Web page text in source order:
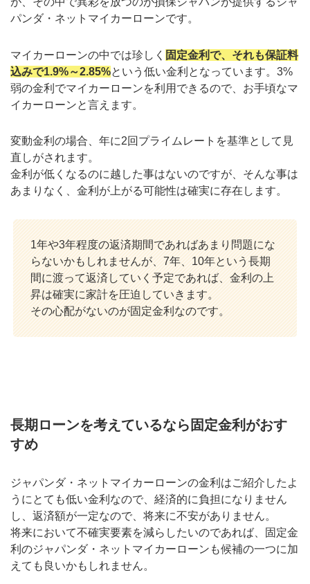
パンダ・ネットマイカーローンです。
マイカーローンの中では珍しく 固定金利で、それも保証料
込みで1.9%～2.85%という低い金利となっています。3%
弱の金利でマイカーローンを利用できるので、お手頃なマ
イカーローンと言えます。
変動金利の場合、年に2回プライムレートを基準として見
直しがされます。
金利が低くなるのに越した事はないのですが、そんな事は
あまりなく、金利が上がる可能性は確実に存在します。
1年や3年程度の返済期間であればあまり問題にな
らないかもしれませんが、7年、10年という長期
間に渡って返済していく予定であれば、金利の上
昇は確実に家計を圧迫していきます。
その心配がないのが固定金利なのです。
長期ローンを考えているなら固定金利がおす
すめ
ジャパンダ・ネットマイカーローンの金利はご紹介したよ
うにとても低い金利なので、経済的に負担になりません
し、返済額が一定なので、将来に不安がありません。
将来において不確実要素を減らしたいのであれば、固定金
利のジャパンダ・ネットマイカーローンも候補の一つに加
えても良いかもしれません。